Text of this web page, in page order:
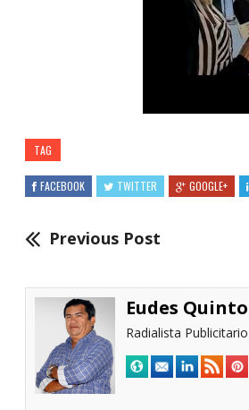
TAG
FACEBOOK TWITTER GOOGLE+
Previous Post
Eudes
Radialista